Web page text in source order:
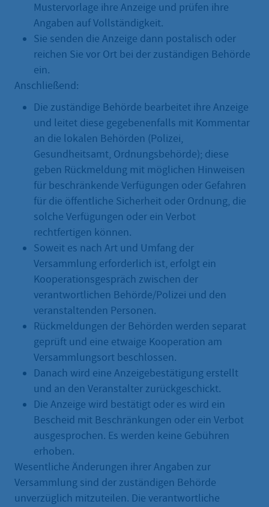
Mustervorlage ihre Anzeige und prüfen ihre
Angaben auf Vollständigkeit.
Sie senden die Anzeige dann postalisch oder
reichen Sie vor Ort bei der zuständigen Behörde
ein.
Anschließend:
Die zuständige Behörde bearbeitet ihre Anzeige
und leitet diese gegebenenfalls mit Kommentar
an die lokalen Behörden (Polizei,
Gesundheitsamt, Ordnungsbehörde); diese
geben Rückmeldung mit möglichen Hinweisen
für beschränkende Verfügungen oder Gefahren
für die öffentliche Sicherheit oder Ordnung, die
solche Verfügungen oder ein Verbot
rechtfertigen können.
Soweit es nach Art und Umfang der
Versammlung erforderlich ist, erfolgt ein
Kooperationsgespräch zwischen der
verantwortlichen Behörde/Polizei und den
veranstaltenden Personen.
Rückmeldungen der Behörden werden separat
geprüft und eine etwaige Kooperation am
Versammlungsort beschlossen.
Danach wird eine Anzeigebestätigung erstellt
und an den Veranstalter zurückgeschickt.
Die Anzeige wird bestätigt oder es wird ein
Bescheid mit Beschränkungen oder ein Verbot
ausgesprochen. Es werden keine Gebühren
erhoben.
Wesentliche Änderungen ihrer Angaben zur
Versammlung sind der zuständigen Behörde
unverzüglich mitzuteilen. Die verantwortliche